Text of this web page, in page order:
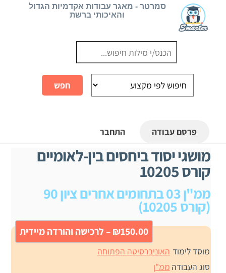
סמרטר - מאגר עבודות אקדמיות הגדול
והאיכותי ברשת
פרסם עבודה התחבר
מושגי יסוד ביחסים בין-לאומיים
קורס 10205
ממ"ן 03 בתחומים אחרים ציון 90
(קורס 10205)
₪150.00 – לרכישה והורדה מיידית
מוסד לימוד האוניברסיטה הפתוחה
סוג העבודה ממ"ן